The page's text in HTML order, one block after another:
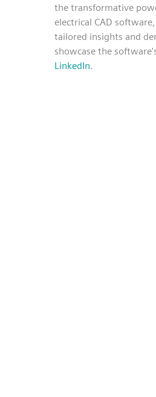
the transformative
electrical CAD
tailored insights and
showcase the
LinkedIn.